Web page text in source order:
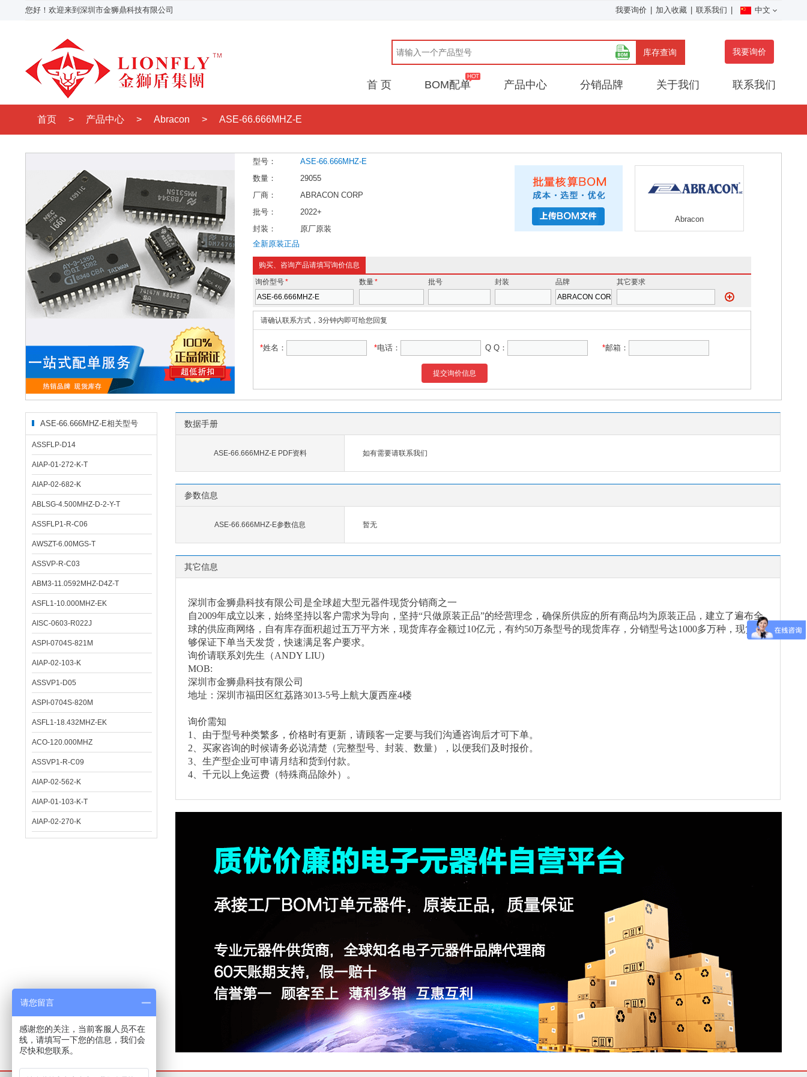
您好！欢迎来到深圳市金狮鼎科技有限公司 我要询价 加入收藏 联系我们 中文
库存查询 我要询价
首 页 BOM配单 产品中心 分销品牌 关于我们 联系我们
首页 > 产品中心 > Abracon > ASE-66.666MHZ-E
型号：
ASE-66.666MHZ-E
数量：
29055
厂商：
ABRACON CORP
批号：
2022+
封装：
原厂原装
全新原装正品
Abracon
购买、咨询产品请填写询价信息
询价型号* 数量* 批号 封装 品牌 其它要求
请确认联系方式，3分钟内即可给您回复
*姓名： *电话： Q Q： *邮箱：
提交询价信息
ASE-66.666MHZ-E相关型号
ASSFLP-D14
AIAP-01-272-K-T
AIAP-02-682-K
ABLSG-4.500MHZ-D-2-Y-T
ASSFLP1-R-C06
AWSZT-6.00MGS-T
ASSVP-R-C03
ABM3-11.0592MHZ-D4Z-T
ASFL1-10.000MHZ-EK
AISC-0603-R022J
ASPI-0704S-821M
AIAP-02-103-K
ASSVP1-D05
ASPI-0704S-820M
ASFL1-18.432MHZ-EK
ACO-120.000MHZ
ASSVP1-R-C09
AIAP-02-562-K
AIAP-01-103-K-T
AIAP-02-270-K
数据手册
ASE-66.666MHZ-E PDF资料 如有需要请联系我们
参数信息
ASE-66.666MHZ-E参数信息 暂无
其它信息
深圳市金狮鼎科技有限公司是全球超大型元器件现货分销商之一
自2009年成立以来，始终坚持以客户需求为导向，坚持“只做原装正品”的经营理念，确保所供应的所有商品均为原装正品，建立了遍布全
球的供应商网络，自有库存面积超过五万平方米，现货库存金额过10亿元，有约50万条型号的现货库存，分销型号达1000多万种，现货能
够保证下单当天发货，快速满足客户要求。
询价请联系刘先生（ANDY LIU)
MOB:
深圳市金狮鼎科技有限公司
地址：深圳市福田区红荔路3013-5号上航大厦西座4楼
询价需知
1、由于型号种类繁多，价格时有更新，请顾客一定要与我们沟通咨询后才可下单。
2、买家咨询的时候请务必说清楚（完整型号、封装、数量），以便我们及时报价。
3、生产型企业可申请月结和货到付款。
4、千元以上免运费（特殊商品除外）。
请您留言
感谢您的关注，当前客服人员不在
线，请填写一下您的信息，我们会
尽快和您联系。